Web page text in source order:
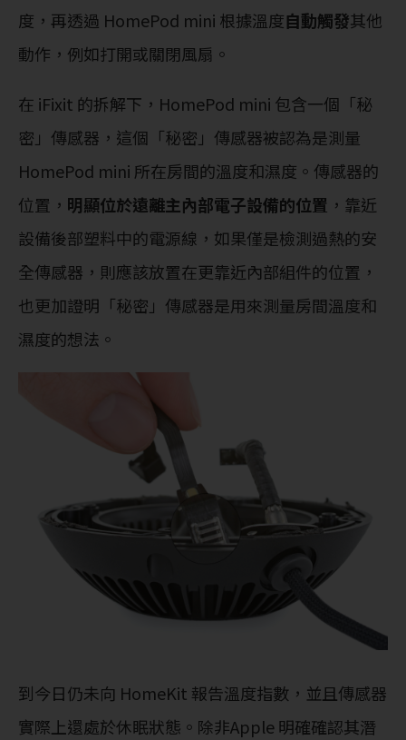
度，再透過 HomePod mini 根據溫度自動觸發其他
動作，例如打開或關閉風扇。
在 iFixit 的拆解下，HomePod mini 包含一個「秘
密」傳感器，這個「秘密」傳感器被認為是測量
HomePod mini 所在房間的溫度和濕度。傳感器的
位置， 明顯位於遠離主內部電子設備的位置 ，靠近
設備後部塑料中的電源線，如果僅是檢測過熱的安
全傳感器，則應該放置在更靠近內部組件的位置，
也更加證明「秘密」傳感器是用來測量房間溫度和
濕度的想法。
到今日仍未向 HomeKit 報告溫度指數，並且傳感器
實際上還處於休眠狀態。除非Apple 明確確認其潛